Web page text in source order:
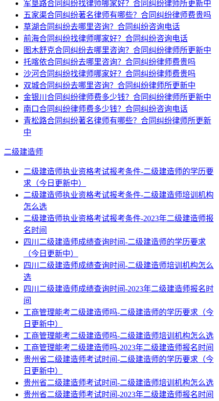
军垦路合同纠纷找律师哪家好？合同纠纷律师所更新中
五家渠合同纠纷著名律师有哪些？合同纠纷律师费贵吗
草湖合同纠纷去哪里咨询？合同纠纷咨询电话
前海合同纠纷找律师哪家好？合同纠纷咨询电话
图木舒克合同纠纷去哪里咨询？合同纠纷律师所更新中
托喀依合同纠纷去哪里咨询？合同纠纷律师费贵吗
沙河合同纠纷找律师哪家好？合同纠纷律师费贵吗
双城合同纠纷去哪里咨询？合同纠纷律师所更新中
金银川合同纠纷律师费多少钱？合同纠纷律师所更新中
南口合同纠纷律师费多少钱？合同纠纷咨询电话
青松路合同纠纷著名律师有哪些？合同纠纷律师所更新
中
二级建造师
二级建造师执业资格考试报考条件-二级建造师的学历要
求（今日更新中）
二级建造师执业资格考试报考条件-二级建造师培训机构
怎么选
二级建造师执业资格考试报考条件-2023年二级建造师报
名时间
四川二级建造师成绩查询时间-二级建造师的学历要求
（今日更新中）
四川二级建造师成绩查询时间-二级建造师培训机构怎么
选
四川二级建造师成绩查询时间-2023年二级建造师报名时
间
工商管理能考二级建造师吗-二级建造师的学历要求（今
日更新中）
工商管理能考二级建造师吗-二级建造师培训机构怎么选
工商管理能考二级建造师吗-2023年二级建造师报名时间
贵州省二级建造师考试时间-二级建造师的学历要求（今
日更新中）
贵州省二级建造师考试时间-二级建造师培训机构怎么选
贵州省二级建造师考试时间-2023年二级建造师报名时间